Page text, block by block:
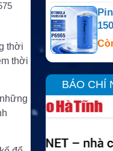
thời
thời
BÁO CHÍ